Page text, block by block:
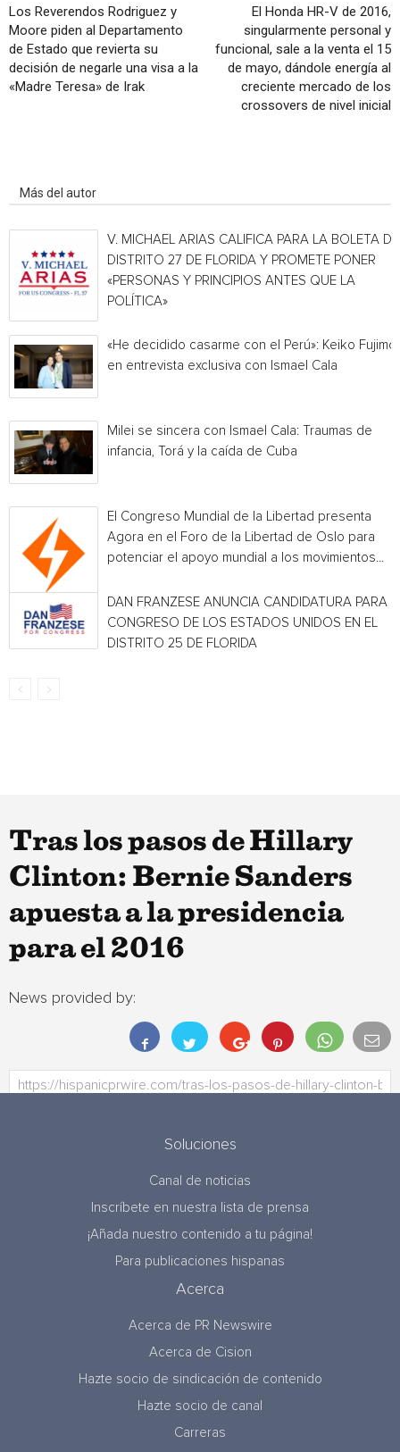
Los Reverendos Rodriguez y
Moore piden al Departamento
de Estado que revierta su
decisión de negarle una visa a la
«Madre Teresa» de Irak
El Honda HR-V de 2016,
singularmente personal y
funcional, sale a la venta el 15
de mayo, dándole energía al
creciente mercado de los
crossovers de nivel inicial
Más del autor
V. MICHAEL ARIAS CALIFICA PARA LA BOLETA
DISTRITO 27 DE FLORIDA Y PROMETE PONER
«PERSONAS Y PRINCIPIOS ANTES QUE LA
POLÍTICA»
«He decidido casarme con el Perú»: Keiko
en entrevista exclusiva con Ismael Cala
Milei se sincera con Ismael Cala: Traumas de
infancia, Torá y la caída de Cuba
El Congreso Mundial de la Libertad presenta
Agora en el Foro de la Libertad de Oslo para
potenciar el apoyo mundial a los movimientos...
DAN FRANZESE ANUNCIA CANDIDATURA PARA
CONGRESO DE LOS ESTADOS UNIDOS EN EL
DISTRITO 25 DE FLORIDA
Tras los pasos de Hillary
Clinton: Bernie Sanders
apuesta a la presidencia
para el 2016
News provided by:
Soluciones
Canal de noticias
Inscríbete en nuestra lista de prensa
¡Añada nuestro contenido a tu página!
Para publicaciones hispanas
Acerca
Acerca de PR Newswire
Acerca de Cision
Hazte socio de sindicación de contenido
Hazte socio de canal
Carreras